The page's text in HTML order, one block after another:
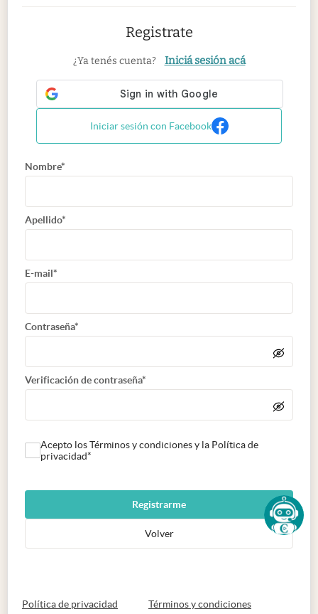
Registrate
¿Ya tenés cuenta? Iniciá sesión acá
Iniciar sesión con Facebook
Nombre*
Apellido*
E-mail*
Contraseña*
Verificación de contraseña*
Acepto los Términos y condiciones y la Política de
privacidad*
Registrarme
Volver
Política de privacidad abre en nueva pestaña
Términos y condicionesabre en nueva